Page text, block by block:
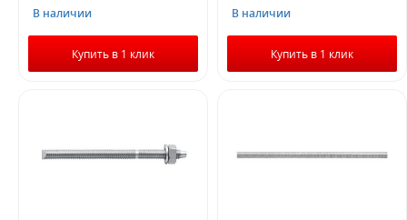
В наличии
Купить в 1 клик
В наличии
Купить в 1 клик